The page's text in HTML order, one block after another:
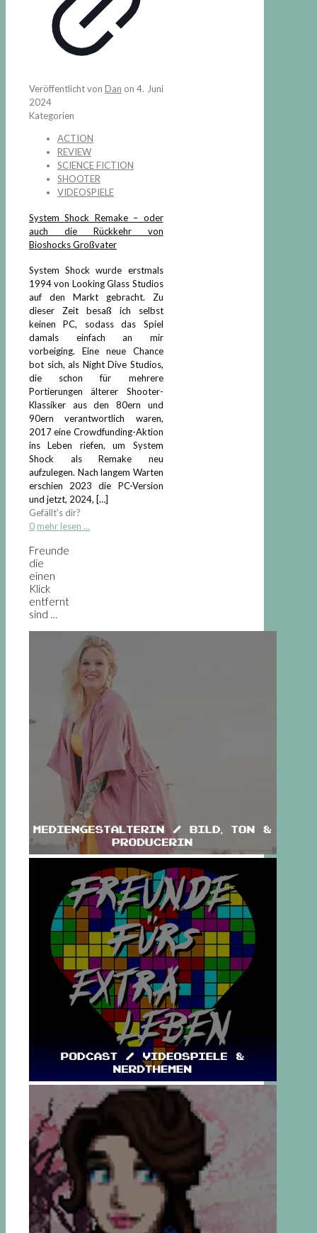
Veröffentlicht vonDan on4. Juni
2024
Kategorien
ACTION
REVIEW
SCIENCE FICTION
SHOOTER
VIDEOSPIELE
System Shock Remake – oder
auch die Rückkehr von
Bioshocks Großvater
System Shock wurde erstmals
1994 von Looking Glass Studios
auf den Markt gebracht. Zu
dieser Zeit besaß ich selbst
keinen PC, sodass das Spiel
damals einfach an mir
vorbeiging. Eine neue Chance
bot sich, als Night Dive Studios,
die schon für mehrere
Portierungen älterer Shooter-
Klassiker aus den 80ern und
90ern verantwortlich waren,
2017 eine Crowdfunding-Aktion
ins Leben riefen, um System
Shock als Remake neu
aufzulegen. Nach langem Warten
erschien 2023 die PC-Version
und jetzt, 2024, […]
Gefällt's dir?
0 mehr lesen ...
Freunde
die
einen
Klick
entfernt
sind …